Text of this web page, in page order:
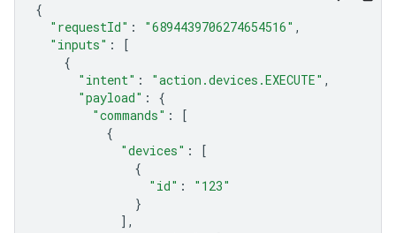
{
"requestId" : "6894439706274654516" ,
"inputs" :
[
{
"intent" : "action.devices.EXECUTE" ,
"payload" :
{
"commands" :
[
{
"devices" :
[
{
"id" :
"123"
}
],